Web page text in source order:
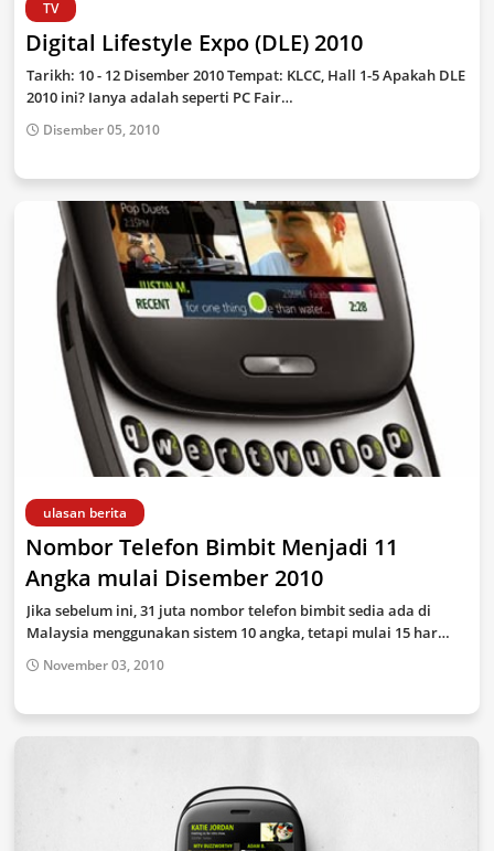
TV
Digital Lifestyle Expo (DLE) 2010
Tarikh: 10 - 12 Disember 2010 Tempat: KLCC, Hall 1-5 Apakah DLE
2010 ini? Ianya adalah seperti PC Fair…
Disember 05, 2010
ulasan berita
Nombor Telefon Bimbit Menjadi 11
Angka mulai Disember 2010
Jika sebelum ini, 31 juta nombor telefon bimbit sedia ada di
Malaysia menggunakan sistem 10 angka, tetapi mulai 15 har…
November 03, 2010